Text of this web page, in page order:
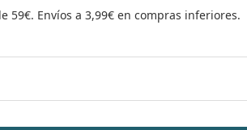
59€. Envíos a 3,99€ en compras inferiores.